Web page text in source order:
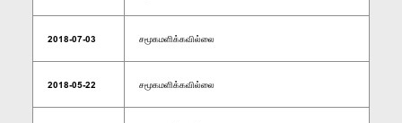
2018-07-03 சமூகமளிக்கவில்லை
2018-05-22 சமூகமளிக்கவில்லை